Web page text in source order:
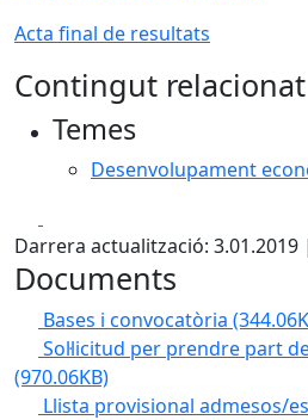
Acta final de resultats
Contingut relacionat
Temes
Desenvolupament
Darrera actualització: 3.01.2019
Documents
Bases i convocatòria
Sol·licitud per prendre part
(970.06KB)
Llista provisional admesos/